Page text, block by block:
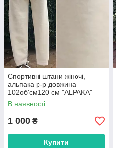
Спортивні штани жіночі,
альпака р-р довжина
102об'єм120 см "ALPAKA"
недорого від прямого
постачальника
В наявності
1 000 ₴
Купити